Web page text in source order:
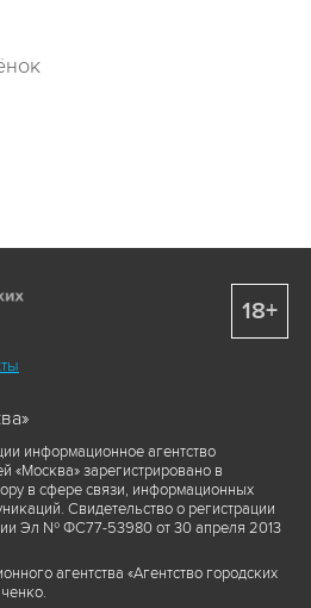
информационное агентство
«Москва» зарегистрировано в
в сфере связи, информационных
Свидетельство о регистрации
Эл № ФС77-53980 от 30 апреля 2013
агентства «Агентство городских
18+